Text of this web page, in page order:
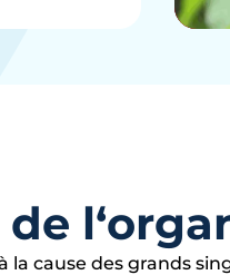
la cause des grands